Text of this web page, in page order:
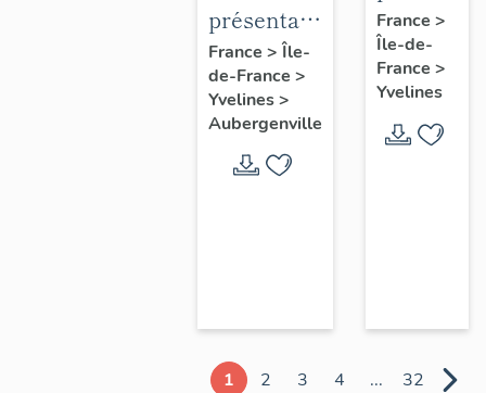
présentation
de l'étude
d'Elisabethville
France > Île-
de-France >
Yvelines>
Aubergenville
du
diagnostic
et
France >
Île-de-
France >
Yvelines
1 2 3 4 ... 32